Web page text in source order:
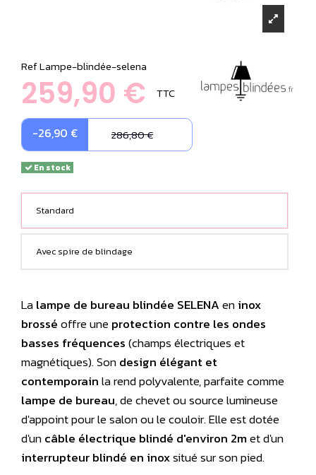
RefLampe-blindée-selena
259,90 € TTC
-26,90 € 286,80 €
En stock
Standard
Avec spire de blindage
Lalampe de bureau blindée SELENAeninox
brosséoffre uneprotection contre les ondes
basses fréquences(champs électriques et
magnétiques). Sondesign élégant et
contemporainla rend polyvalente, parfaite comme
lampe de bureau, de chevet ou source lumineuse
d'appoint pour le salon ou le couloir. Elle est dotée
d'uncâble électrique blindé d'environ 2met d'un
interrupteur blindé en inoxsitué sur son pied.